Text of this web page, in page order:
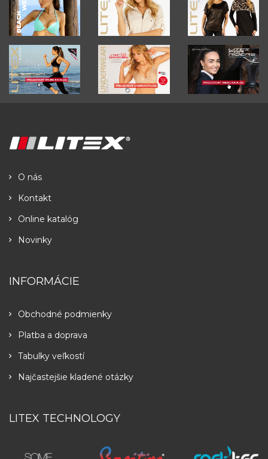
O nás
Kontakt
Online katalóg
Novinky
INFORMÁCIE
Obchodné podmienky
Platba a doprava
Tabulky veľkostí
Najčastejšie kladené otázky
LITEX TECHNOLOGY